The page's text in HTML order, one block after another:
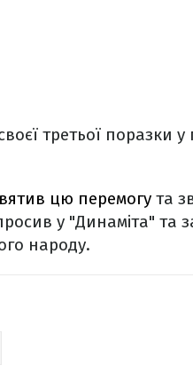
третьої поразки у
цю перемогу та
у "Динаміта" та
народу.